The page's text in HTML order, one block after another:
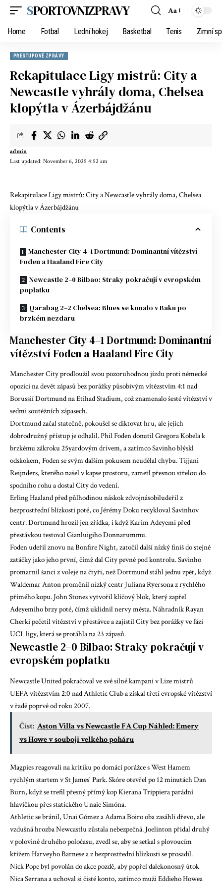
SPORTOVNIZPRAVY Aa
Home Fotbal Lední hokej Basketbal Tenis Zimní
PŘESTUPOVÉ ZPRÁVY
Rekapitulace Ligy mistrů: City a
Newcastle vyhrály doma, Chelsea
klopýtla v Ázerbájdžánu
Last updated: November 6, 2025 4:52 am
admin
Rekapitulace Ligy mistrů: City a Newcastle vyhrály doma, Chelsea
klopýtla v Ázerbájdžánu
Contents
Manchester City 4–1 Dortmund: Dominantní vítězství
Foden a Haaland Fire City
Newcastle 2–0 Bilbao: Straky pokračují v evropském
poplatku
Qarabag 2–2 Chelsea: Blues se konalo v Baku po
brzkém nezdaru
Manchester City 4–1 Dortmund: Dominantní
vítězství Foden a Haaland Fire City
Manchester City prodloužil svou pozoruhodnou jízdu proti německé
opozici na devět zápasů bez porážky působivým vítězstvím 4:1 nad
Borussií Dortmund na Etihad Stadium, což znamenalo šesté vítězství v
sedmi soutěžních zápasech.
Dortmund začal statečně, pokoušel se diktovat hru, ale jejich
dobrodružný přístup je odhalil. Phil Foden donutil Gregora Kobela k
brzkému zákroku 25yardovým drivem, a zatímco Savinho blýskl
odskokem, Foden se svým dalším pokusem neudělal chybu. Tijjani
Reijnders, kterého našel v kapse prostoru, zametl přesnou střelou do
spodního rohu a dostal City do vedení.
Erling Haaland před půlhodinou náskok zdvojnásobiludeřil z
bezprostřední blízkosti poté, co Jérémy Doku recykloval Savinhov
centr. Dortmund hrozil jen zřídka, i když Karim Adeyemi před
přestávkou testoval Gianluigiho Donnarummu.
Foden udeřil znovu na Bonfire Night, zatočil další nízký finiš do stejné
zatáčky jako jeho první, čímž dal City pevně pod kontrolu. Savinho
promarnil šanci z voleje na čtyři, než Dortmund stáhl jednu zpět, když
Waldemar Anton proměnil nízký centr Juliana Ryersona z rychlého
přímého kopu. John Stones vytvořil klíčový blok, který zapřel
Adeyemiho brzy poté, čímž uklidnil nervy města. Náhradník Rayan
Cherki pečetil vítězství v přestávce a zajistil City bez porážky ve fázi
UCL ligy, která se protáhla na 23 zápasů.
Newcastle 2–0 Bilbao: Straky pokračují v
evropském poplatku
Newcastle United pokračoval ve své silné kampani v Lize mistrů
UEFA vítězstvím 2:0 nad Athletic Club a získal třetí evropské vítězství
v řadě poprvé od roku 2007.
Číst: Aston Villa vs Newcastle FA Cup Náhled: Emery
vs Howe v souboji velkého poháru
Magpies reagovali na kritiku po domácí porážce s West Hamem
rychlým startem v St James' Park. Skóre otevřel po 12 minutách Dan
Burn, když se trefil přesný přímý kop Kierana Trippiera parádní
hlavičkou přes statického Unaie Simóna.
Athletic se bránil, Unai Gómez a Adama Boiro oba zasáhli dřevo, ale
vzdušná hrozba Newcastlu zůstala nebezpečná. Joelinton přidal druhý
v polovině druhého poločasu, zvedl se, aby se setkal s plovoucím
křížem Harveyho Barnese a z bezprostřední blízkosti se prosadil.
Nick Pope byl povolán do akce pozdě, aby popřel dalekonosný útok
Nica Serrana a uchoval si čisté konto, zatímco muži Eddieho Howea